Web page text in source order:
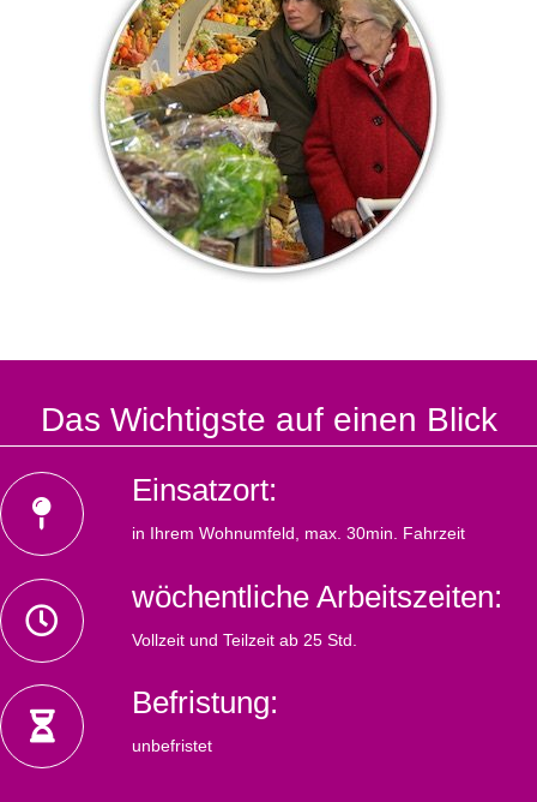
Das Wichtigste auf einen Blick
Einsatzort:
in Ihrem Wohnumfeld, max. 30min. Fahrzeit
wöchentliche Arbeitszeiten:
Vollzeit und Teilzeit ab 25 Std.
Befristung:
unbefristet